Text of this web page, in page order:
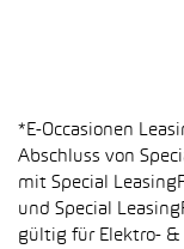
*E-Occasionen
Abschluss von
mit Special
und Special
gültig für Elektro- &